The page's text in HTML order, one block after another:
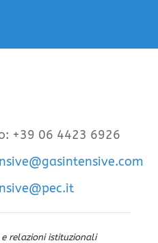
+39 06 4423 6926
e relazioni istituzionali